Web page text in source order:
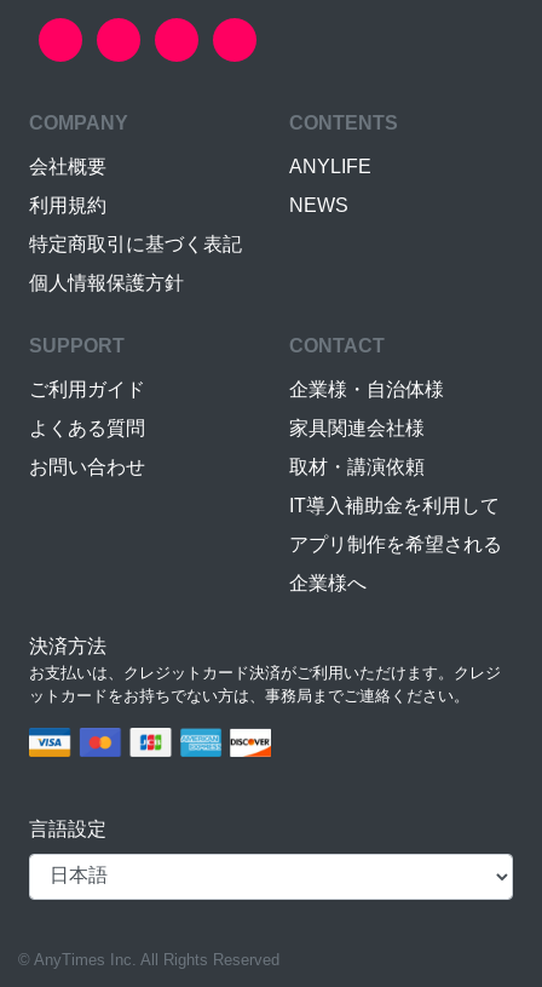
COMPANY
会社概要
利用規約
特定商取引に基づく表記
個人情報保護方針
CONTENTS
ANYLIFE
NEWS
SUPPORT
ご利用ガイド
よくある質問
お問い合わせ
CONTACT
企業様・自治体様
家具関連会社様
取材・講演依頼
IT導入補助金を利用して
アプリ制作を希望される
企業様へ
決済方法
お支払いは、クレジットカード決済がご利用いただけます。クレジ
ットカードをお持ちでない方は、事務局までご連絡ください。
言語設定
© AnyTimes Inc. All Rights Reserved